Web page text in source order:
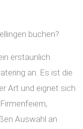
buchen?
erstaunlich
an. Es ist die
Art und eignet sich
Auswahl an